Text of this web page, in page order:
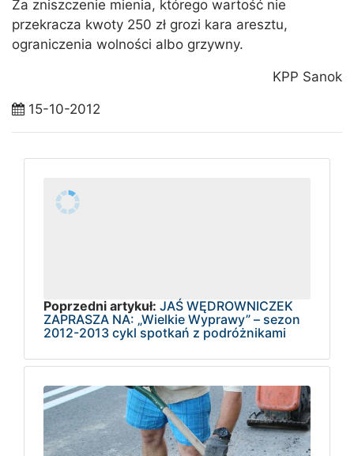
Za zniszczenie mienia, którego wartość nie
przekracza kwoty 250 zł grozi kara aresztu,
ograniczenia wolności albo grzywny.
KPP Sanok
15-10-2012
Poprzedni artykuł: JAŚ WĘDROWNICZEK
ZAPRASZA NA: „Wielkie Wyprawy” – sezon
2012-2013 cykl spotkań z podróżnikami